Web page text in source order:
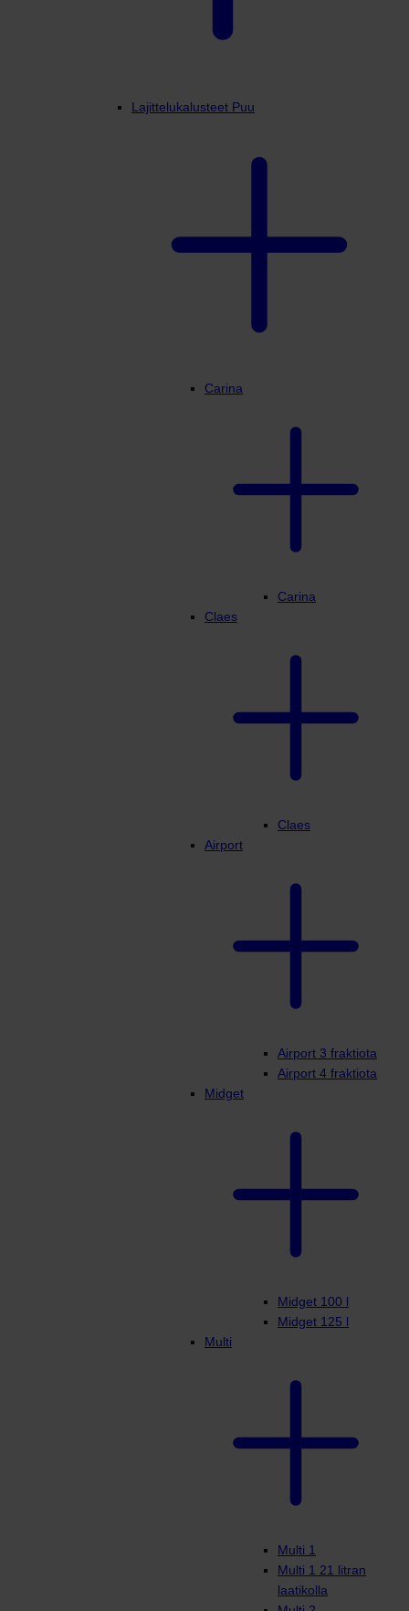
Lajittelukalusteet Puu
Carina
Carina
Claes
Claes
Airport
Airport 3 fraktiota
Airport 4 fraktiota
Midget
Midget 100 l
Midget 125 l
Multi
Multi 1
Multi 1 21 litran
laatikolla